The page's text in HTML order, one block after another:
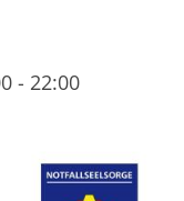
- 22:00